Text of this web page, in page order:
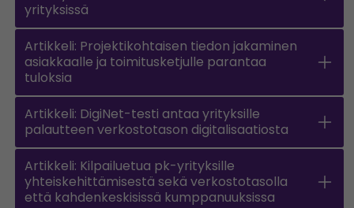
yrityksissä
Artikkeli: Projektikohtaisen tiedon jakaminen
asiakkaalle ja toimitusketjulle parantaa
tuloksia
Artikkeli: DigiNet-testi antaa yrityksille
palautteen verkostotason digitalisaatiosta
Artikkeli: Kilpailuetua pk-yrityksille
yhteiskehittämisestä sekä verkostotasolla
että kahdenkeskisissä kumppanuuksissa